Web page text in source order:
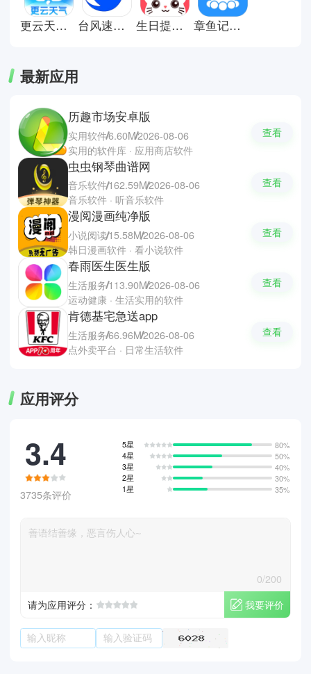
更云天气预报正式版 台风速报高清版 生日提醒管家app 章鱼记账安卓版
最新应用
历趣市场安卓版
实用软件6.60M2026-08-06
实用的软件库 · 应用商店软件
查看
虫虫钢琴曲谱网
音乐软件162.59M2026-08-06
音乐软件 · 听音乐软件
查看
漫阅漫画纯净版
小说阅读15.58M2026-08-06
韩日漫画软件 · 看小说软件
查看
春雨医生医生版
生活服务113.90M2026-08-06
运动健康 · 生活实用的软件
查看
肯德基宅急送app
生活服务66.96M2026-08-06
点外卖平台 · 日常生活软件
查看
应用评分
3.4
3735条评价
5星
80%
4星
50%
3星
40%
2星
30%
1星
35%
0/200
请为应用评分：
我要评价